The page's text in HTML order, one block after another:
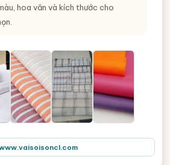
hoa văn và kích thước cho